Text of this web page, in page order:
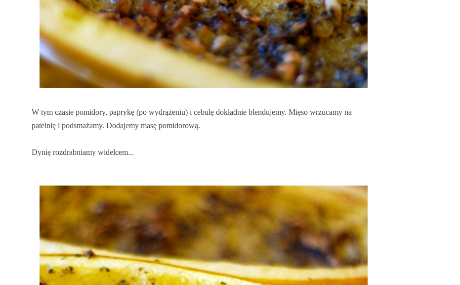
W tym czasie pomidory, paprykę (po wydrążeniu) i cebulę dokładnie blendujemy. Mięso wrzucamy na
patelnię i podsmażamy. Dodajemy masę pomidorową.
Dynię rozdrabniamy widelcem...